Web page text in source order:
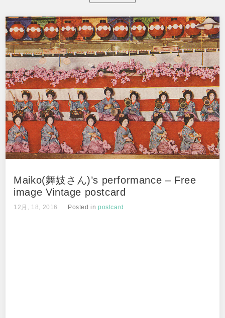
Maiko(舞妓さん)’s performance – Free
image Vintage postcard
12月, 18, 2016 Posted inpostcard